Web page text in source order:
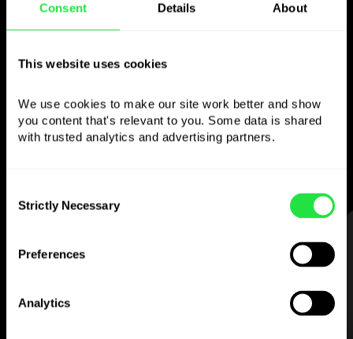
Consent Details About
This website uses cookies
We use cookies to make our site work better and show
you content that's relevant to you. Some data is shared
with trusted analytics and advertising partners.
Selection
Strictly Necessary
Preferences
Analytics
Použijte zvolenou
měnu
Posílejte peníze do zahraničí,
vybírejte z bankomatů bez